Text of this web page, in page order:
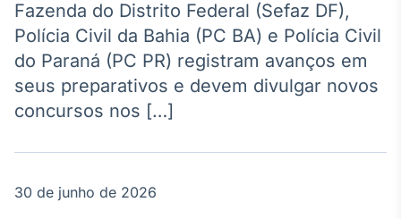
Os bastidores da
política em
tempo real
O setor de
Fazenda do Distrito Federal (Sefaz DF),
Polícia Civil da Bahia (PC BA) e Polícia Civil
do Paraná (PC PR) registram avanços em
seus preparativos e devem divulgar novos
concursos nos […]
30 de junho de 2026